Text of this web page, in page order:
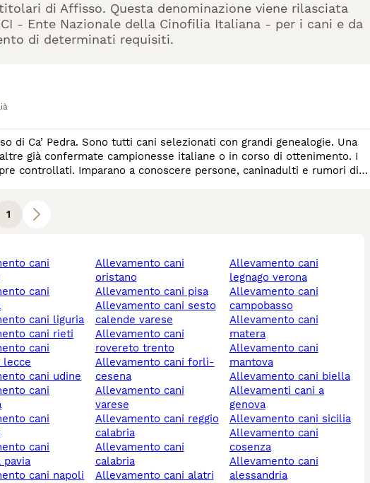
di Affisso. Questa denominazione viene rilasciata
- Ente Nazionale della Cinofilia Italiana - per i cani e da
di determinati requisiti.
grandi genealogie. Una
già confermate campionesse italiane o in corso di ottenimento. I
controllati. Imparano a conoscere persone, caninadulti e rumori di
1
cani liguria
cani rieti
lecce
cani udine
pavia
cani napoli
allevamento cani
oristano
allevamento cani pisa
allevamento cani sesto
calende varese
allevamento cani
rovereto trento
allevamento cani forlì-
cesena
allevamento cani
varese
allevamento cani reggio
calabria
allevamento cani
calabria
allevamento cani alatri
allevamento cani
legnago verona
allevamento cani
campobasso
allevamento cani
matera
allevamento cani
mantova
allevamento cani biella
allevamenti cani a
genova
allevamento cani sicilia
allevamento cani
cosenza
allevamento cani
alessandria